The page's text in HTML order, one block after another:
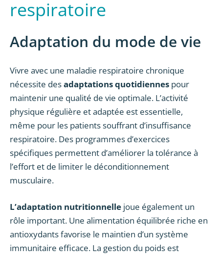
respiratoire
Adaptation du mode de vie
Vivre avec une maladie respiratoire chronique
nécessite desadaptations quotidiennes pour
maintenir une qualité de vie optimale. L’activité
physique régulière et adaptée est essentielle,
même pour les patients souffrant d’insuffisance
respiratoire. Des programmes d’exercices
spécifiques permettent d’améliorer la tolérance à
l’effort et de limiter le déconditionnement
musculaire.
L’adaptation nutritionnelle joue également un
rôle important. Une alimentation équilibrée riche en
antioxydants favorise le maintien d’un système
immunitaire efficace. La gestion du poids est